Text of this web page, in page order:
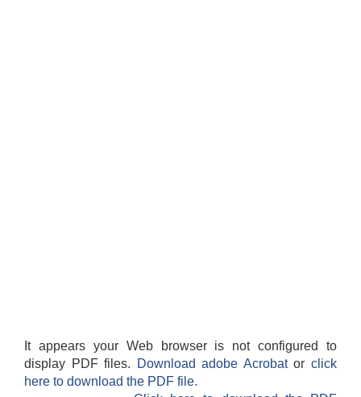
It appears your Web browser is not configured to
display PDF files.
Download adobe Acrobatorclick
here to download the PDF file.